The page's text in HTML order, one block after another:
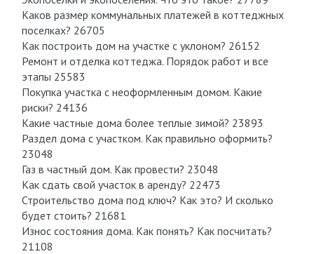
Каков размер коммунальных платежей в коттеджных
поселках? 26705
Как построить дом на участке с уклоном? 26152
Ремонт и отделка коттеджа. Порядок работ и все
этапы 25583
Покупка участка с неоформленным домом. Какие
риски? 24136
Какие частные дома более теплые зимой? 23893
Раздел дома с участком. Как правильно оформить?
23048
Газ в частный дом. Как провести? 23048
Как сдать свой участок в аренду? 22473
Строительство дома под ключ? Как это? И сколько
будет стоить? 21681
Износ состояния дома. Как понять? Как посчитать?
21108